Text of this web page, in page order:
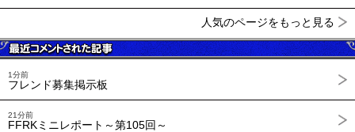
人気のページをもっと見る
1分前
フレンド募集掲示板
21分前
FFRKミニレポート～第105回～